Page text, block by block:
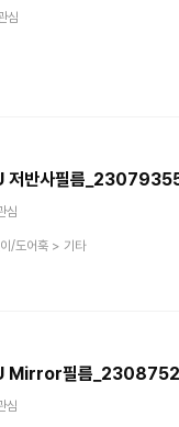
심
반사필름
심
/도어훅> 기타
Mirror필름
심